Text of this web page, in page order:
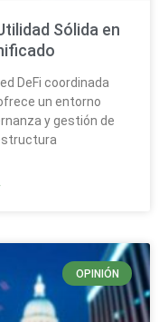
Sólida en
DeFi coordinada
un entorno
y gestión de
OPINIÓN